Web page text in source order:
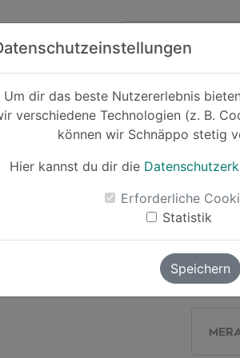
Um dir das beste Nutzererlebnis
verschiedene Technologien (z. B.
können wir Schnäppo stetig
Hier kannst du dir die
Erforderliche
Statistik
Speichern
Cashback
-37%